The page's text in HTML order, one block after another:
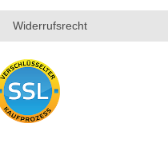
Widerrufsrecht